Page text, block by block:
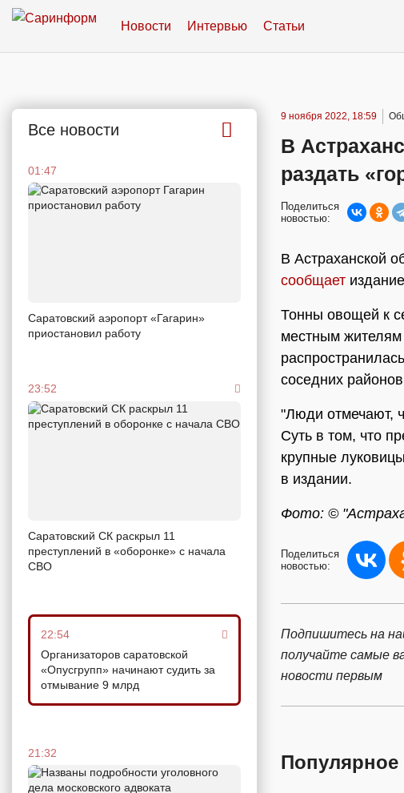
Новости Интервью Статьи
Все новости
01:47
Саратовский аэропорт «Гагарин»
приостановил работу
23:52
Саратовский СК раскрыл 11
преступлений в «оборонке» с начала
СВО
22:54
Организаторов саратовской
«Опусгрупп» начинают судить за
отмывание 9 млрд
21:32
9 ноября 2022, 18:59
В
раздать
Поделиться
новостью:
В Астраханской
сообщает
Тонны овощей к
местным жителям
соседних
"Люди отмечают,
Суть в том, что
крупные
в издании.
Фото: ©
Поделиться
новостью:
Подпишитесь на
получайте самые
новости первым
Популярное